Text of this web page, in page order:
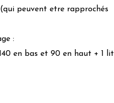
peuvent etre rapprochés
:
en bas et 90 en haut + 1 lit